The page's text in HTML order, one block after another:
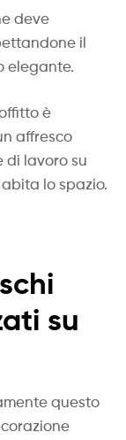
deve
il
elegante.
è
affresco
di lavoro su
lo spazio.
su
questo